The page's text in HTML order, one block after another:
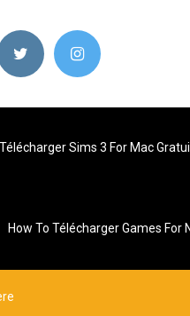
Télécharger Sims 3 For Mac
How To Télécharger Games For